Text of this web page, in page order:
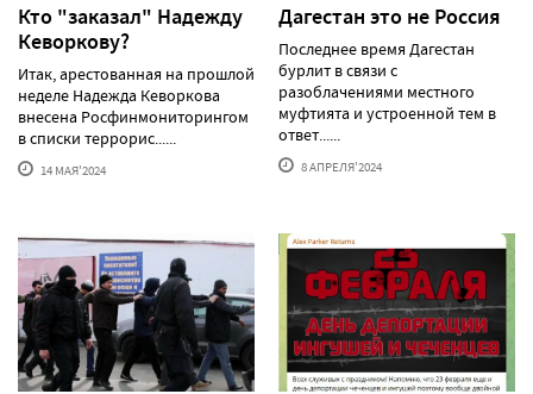
Кто "заказал" Надежду
Кеворкову?
Итак, арестованная на прошлой
неделе Надежда Кеворкова
внесена Росфинмониторингом
в списки террорис......
14 МАЯ'2024
Дагестан это не Россия
Последнее время Дагестан
бурлит в связи с
разоблачениями местного
муфтията и устроенной тем в
ответ......
8 АПРЕЛЯ'2024